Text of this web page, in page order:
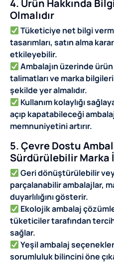
4. Ürün Hakkında
Olmalıdır
Tüketiciye net bilgi
tasarımları, satın alma
etkileyebilir.
Ambalajın üzerinde
talimatları ve marka
şekilde yer almalıdır.
Kullanım kolaylığı
açıp kapatabileceği
memnuniyetini artırır.
5. Çevre Dostu
Sürdürülebilir Marka
Geri dönüştürülebilir
parçalanabilir ambalajlar,
duyarlılığını gösterir.
Ekolojik ambalaj
tüketiciler tarafından
sağlar.
Yeşil ambalaj
sorumluluk bilincini öne